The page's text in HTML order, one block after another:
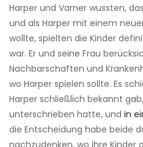
Harper und Varner wussten,
und als Harper mit einem
wollte, spielten die Kinder
war. Er und seine Frau
Nachbarschaften und
wo Harper spielen sollte. Es
Harper schließlich bekannt
unterschrieben hatte, und in
die Entscheidung habe beide